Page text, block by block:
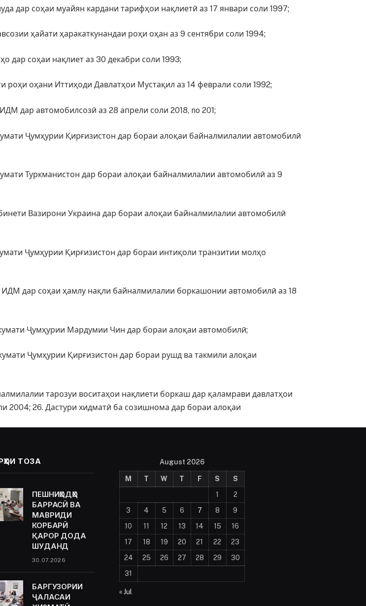
дар соҳаи муайян кардани тарифҳои нақлиетӣ аз 17 январи соли 1997;
ҳайати ҳаракаткунандаи роҳи оҳан аз 9 сентябри соли 1994;
дар соҳаи нақлиет аз 30 декабри соли 1993;
оҳани Иттиҳоди Давлатҳои Мустақил аз 14 феврали соли 1992;
дар автомобилсозӣ аз 28 апрели соли 2018, no 201;
Ҷумҳурии Қирғизистон дар бораи алоқаи байналмилалии автомобилӣ
Туркманистон дар бораи алоқаи байналмилалии автомобилӣ аз 9
Вазирони Украина дар бораи алоқаи байналмилалии автомобилӣ
Ҷумҳурии Қирғизистон дар бораи интиқоли транзитии молҳо
дар соҳаи ҳамлу нақли байналмилалии боркашонии автомобилӣ аз 18
Ҷумҳурии Мардумии Чин дар бораи алоқаи автомобилӣ;
Ҷумҳурии Қирғизистон дар бораи рушд ва такмили алоқаи
тарозуи воситаҳои нақлиети боркаш дар қаламрави давлатҳои
2004; 26. Дастури хидматӣ ба созишнома дар бораи алоқаи
ТОЗА
ПЕШНИҲОДҲО
БАРРАСӢ ВА
МАВРИДИ
КОРБАРӢ
ҚАРОР ДОДА
ШУДАНД
30.07.2026
БАРГУЗОРИИ
ҶАЛАСАИ
August 2026
M T W T F S
S
1
2
3
4 5 6 7 8
9
10
11 12 13 14 15
16
17
18 19 20 21 22
23
24
25 26 27 28 29
30
31
« Jul